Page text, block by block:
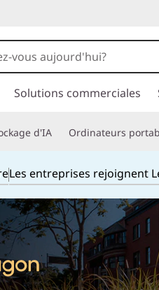
Solutions commerciales
d'IA Ordinateurs
Les entreprises rejoignent